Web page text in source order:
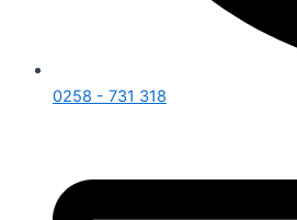
0258 - 731 318